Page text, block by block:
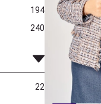
194
240
22